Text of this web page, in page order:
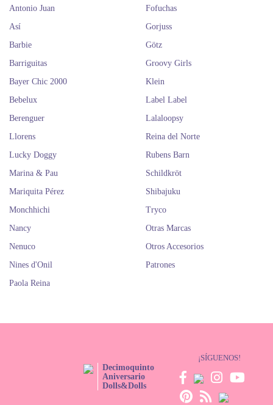
Antonio Juan
Así
Barbie
Barriguitas
Bayer Chic 2000
Bebelux
Berenguer
Fofuchas
Gorjuss
Götz
Groovy Girls
Klein
Label Label
Lalaloopsy
Llorens
Lucky Doggy
Marina & Pau
Mariquita Pérez
Monchhichi
Nancy
Nenuco
Nines d'Onil
Paola Reina
Reina del Norte
Rubens Barn
Schildkröt
Shibajuku
Tryco
Otras Marcas
Otros Accesorios
Patrones
Decimoquinto
Aniversario
Dolls&Dolls
¡SÍGUENOS!